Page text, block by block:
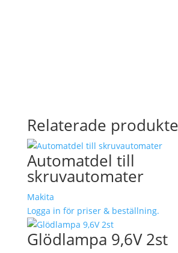
Relaterade
Automatdel till
skruvautomater
Makita
Logga in för priser & beställning.
Glödlampa 9,6V 2st